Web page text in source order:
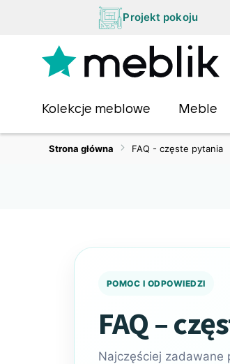
Projekt pokoju
Kolekcje meblowe Meble
Strona główna FAQ - częste pytania
POMOC I ODPOWIEDZI
FAQ –
Najczęściej zadawane